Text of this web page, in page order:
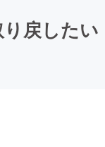
戻したい